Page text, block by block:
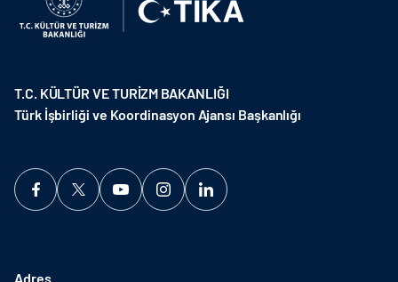
T.C. KÜLTÜR VE TURİZM BAKANLIĞI
Türk İşbirliği ve Koordinasyon Ajansı Başkanlığı
Adres